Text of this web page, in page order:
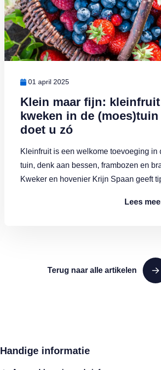
Klein maar fijn: kleinfruit
kweken in de (moes)tuin
doet u zó
01 april 2025
Kleinfruit is een welkome toevoeging in
tuin, denk aan bessen, frambozen en
Kweker en hovenier Krijn Spaan geeft
Lees
Terug naar alle artikelen
Handige informatie